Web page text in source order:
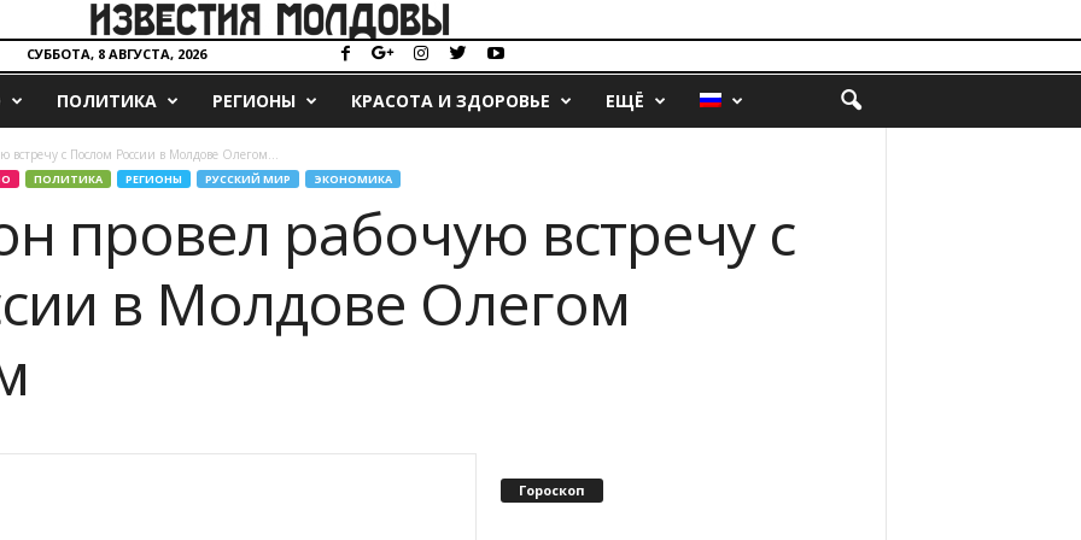
СУББОТА, 8 АВГУСТА, 2026
ПОЛИТИКА РЕГИОНЫ КРАСОТА И ЗДОРОВЬЕ ЕЩЁ
встречу с Послом России в Молдове Олегом...
ПОЛИТИКА РЕГИОНЫ РУССКИЙ МИР ЭКОНОМИКА
провел рабочую встречу с
в Молдове Олегом
Гороскоп